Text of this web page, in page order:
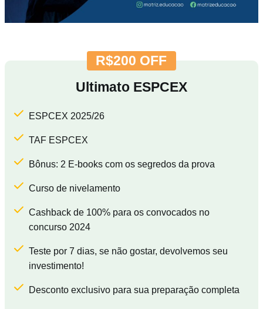
R$200 OFF
Ultimato ESPCEX
ESPCEX 2025/26
TAF ESPCEX
Bônus: 2 E-books com os segredos da prova
Curso de nivelamento
Cashback de 100% para os convocados no
concurso 2024
Teste por 7 dias, se não gostar, devolvemos seu
investimento!
Desconto exclusivo para sua preparação completa